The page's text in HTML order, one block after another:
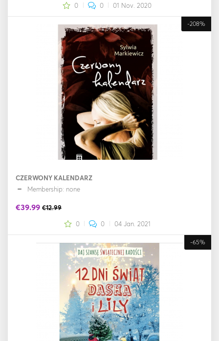
0 0 01 Nov. 2020
-208%
CZERWONY KALENDARZ
Membership: none
€39.99 €12.99
0 0 04 Jan. 2021
-65%